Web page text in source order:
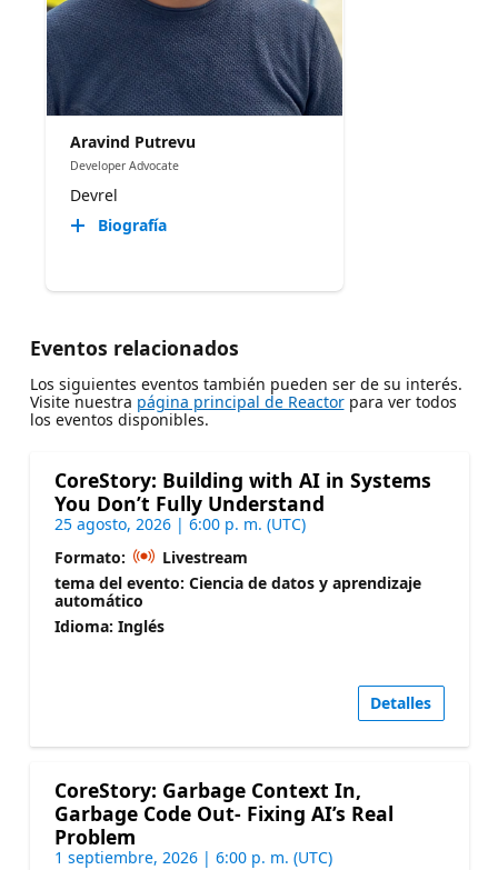
Aravind Putrevu
Developer Advocate
Devrel
Biografía
Eventos relacionados
Los siguientes eventos también pueden ser de su interés.
Visite nuestra página principal de Reactorpara ver todos
los eventos disponibles.
CoreStory: Building with AI in Systems
You Don’t Fully Understand
25 agosto, 2026 | 6:00 p. m. (UTC)
Formato:
Livestream
tema del evento: Ciencia de datos y aprendizaje
automático
Idioma: Inglés
Detalles
CoreStory: Garbage Context In,
Garbage Code Out- Fixing AI’s Real
Problem
1 septiembre, 2026 | 6:00 p. m. (UTC)